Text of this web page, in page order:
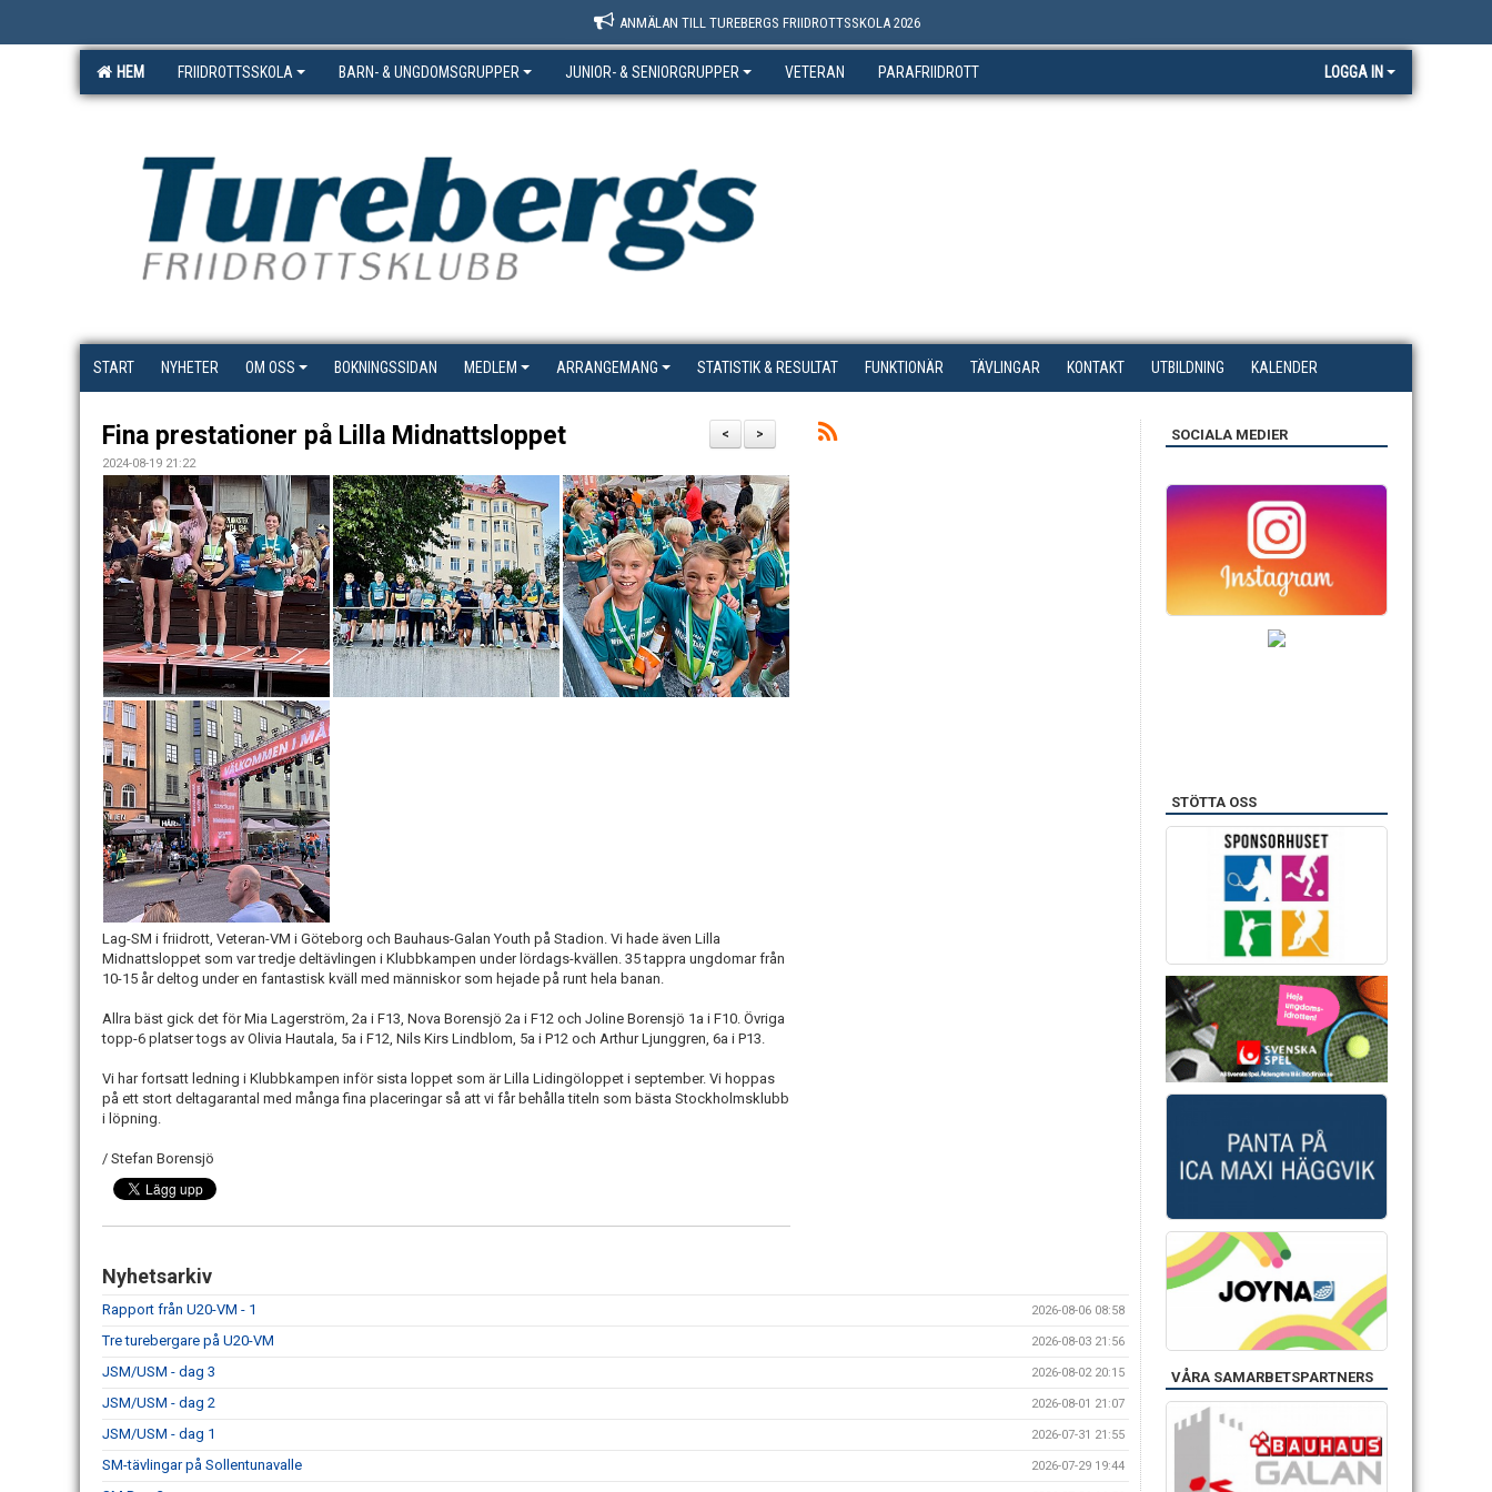
ANMÄLAN TILL TUREBERGS FRIIDROTTSSKOLA 2026
HEM FRIIDROTTSSKOLA BARN- & UNGDOMSGRUPPER JUNIOR- & SENIORGRUPPER VETERAN PARAFRIIDROTT LOGGA IN
START NYHETER OM OSS BOKNINGSSIDAN MEDLEM ARRANGEMANG STATISTIK & RESULTAT FUNKTIONÄR TÄVLINGAR KONTAKT UTBILDNING KALENDER
>
<
Fina prestationer på Lilla Midnattsloppet
2024-08-19 21:22
Lag-SM i friidrott, Veteran-VM i Göteborg och Bauhaus-Galan Youth på Stadion. Vi hade även Lilla
Midnattsloppet som var tredje deltävlingen i Klubbkampen under lördags-kvällen. 35 tappra ungdomar från
10-15 år deltog under en fantastisk kväll med människor som hejade på runt hela banan.
Allra bäst gick det för Mia Lagerström, 2a i F13, Nova Borensjö 2a i F12 och Joline Borensjö 1a i F10. Övriga
topp-6 platser togs av Olivia Hautala, 5a i F12, Nils Kirs Lindblom, 5a i P12 och Arthur Ljunggren, 6a i P13.
Vi har fortsatt ledning i Klubbkampen inför sista loppet som är Lilla Lidingöloppet i september. Vi hoppas
på ett stort deltagarantal med många fina placeringar så att vi får behålla titeln som bästa Stockholmsklubb
i löpning.
/ Stefan Borensjö
Nyhetsarkiv
Rapport från U20-VM - 1 2026-08-06 08:58
Tre turebergare på U20-VM 2026-08-03 21:56
JSM/USM - dag 3 2026-08-02 20:15
JSM/USM - dag 2 2026-08-01 21:07
JSM/USM - dag 1 2026-07-31 21:55
SM-tävlingar på Sollentunavalle 2026-07-29 19:44
SOCIALA MEDIER
STÖTTA OSS
VÅRA SAMARBETSPARTNERS